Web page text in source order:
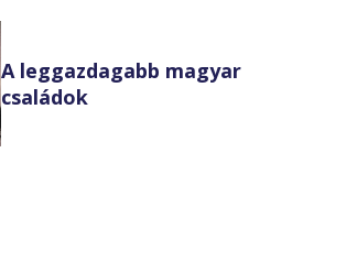
A leggazdagabb magyar
családok